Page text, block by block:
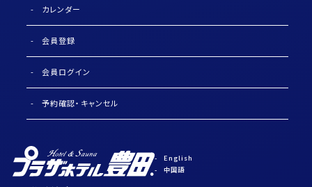
English
中国語
カレンダー
会員登録
会員ログイン
予約確認・キャンセル